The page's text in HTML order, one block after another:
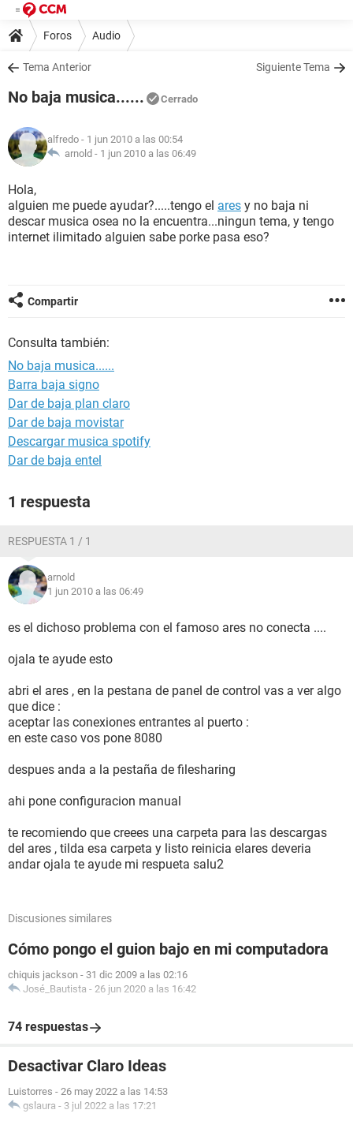
Foros Audio
Tema Anterior Siguiente Tema
No baja musica...... Cerrado
alfredo - 1 jun 2010 a las 00:54
arnold - 1 jun 2010 a las 06:49
Hola,
alguien me puede ayudar?.....tengo el ares y no baja ni
descar musica osea no la encuentra...ningun tema, y tengo
internet ilimitado alguien sabe porke pasa eso?
Compartir
Consulta también:
No baja musica......
Barra baja signo
Dar de baja plan claro
Dar de baja movistar
Descargar musica spotify
Dar de baja entel
1 respuesta
RESPUESTA 1 / 1
arnold
1 jun 2010 a las 06:49
es el dichoso problema con el famoso ares no conecta ....
ojala te ayude esto
abri el ares , en la pestana de panel de control vas a ver algo
que dice :
aceptar las conexiones entrantes al puerto :
en este caso vos pone 8080
despues anda a la pestaña de filesharing
ahi pone configuracion manual
te recomiendo que creees una carpeta para las descargas
del ares , tilda esa carpeta y listo reinicia elares deveria
andar ojala te ayude mi respueta salu2
Discusiones similares
Cómo pongo el guion bajo en mi computadora
chiquis jackson - 31 dic 2009 a las 02:16
José_Bautista - 26 jun 2020 a las 16:42
74 respuestas
Desactivar Claro Ideas
Luistorres - 26 may 2022 a las 14:53
gslaura - 3 jul 2022 a las 17:21